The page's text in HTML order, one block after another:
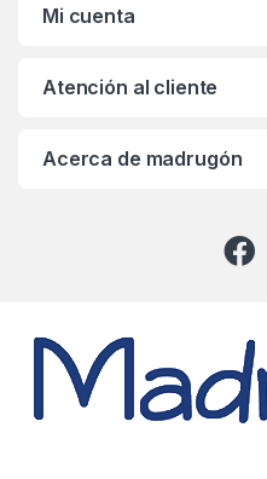
Mi cuenta
Atención al cliente
Acerca de madrugón